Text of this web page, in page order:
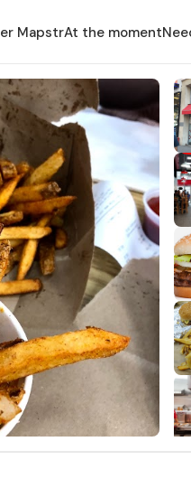
MapstrAt the moment